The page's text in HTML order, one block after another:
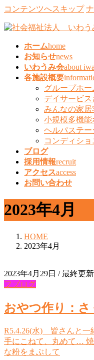
コンテンツへスキップ
ホームhome
お知らせnews
いわうみ会about
各施設概要
グループホ
デイサービ
みんなの家
小規模多機能
ヘルパステー
コンディシ
ブログ
採用情報recruit
アクセスaccess
お問い合わせ
2023年4月
HOME
2023年4月
2023年4月29日 / 最終更
フブログ
おやつ作り：さ
R5.4.26(水) 皆さんと一
手にこねて、丸めて…
な粉をまぶして